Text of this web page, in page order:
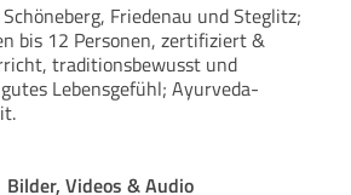
Friedenau und Steglitz;
bis 12 Personen, zertifiziert &
traditionsbewusst und
Lebensgefühl; Ayurveda-
Bilder, Videos & Audio